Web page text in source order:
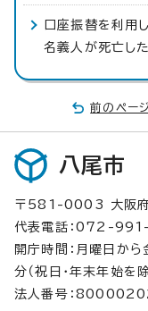
口座振替を利用
名義人が死亡し
前のペー
八尾市
〒581-0003 大阪府
代表電話：072-
開庁時間：月曜日か
分（祝日・年末年始を除
法人番号：